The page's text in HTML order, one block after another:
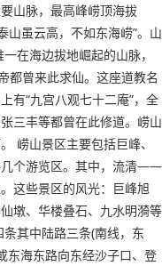
山脉，最高峰崂顶海拔
山虽云高，不如东海崂”。山
在海边拔地崛起的山脉，
都曾来此求仙。这座道教名
有“九宫八观七十二庵”，全
三丰等都曾在此修道。崂山
崂山景区主要包括巨峰、
几个游览区。其中，流清——
些景区的风光：巨峰旭
墩、华楼叠石、九水明漪等
其中陆路三条(南线，东
东海东路向东经沙子口、登